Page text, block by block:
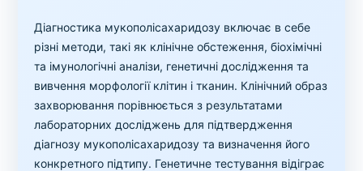
Діагностика мукополісахаридозу включає в себе
різні методи, такі як клінічне обстеження, біохімічні
та імунологічні аналізи, генетичні дослідження та
вивчення морфології клітин і тканин. Клінічний образ
захворювання порівнюється з результатами
лабораторних досліджень для підтвердження
діагнозу мукополісахаридозу та визначення його
конкретного підтипу. Генетичне тестування відіграє